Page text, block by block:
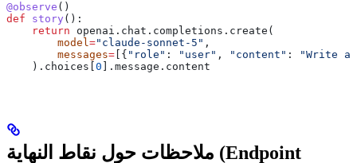
@observe ()
def story ():
    return
openai.chat.completions.create(
        model
="claude-sonnet-5" ,
        messages
= [{ "role" : "user" , "content" :
"Write a
    ).choices[
0 ].message.content
ملاحظات حول نقاط النهاية (Endpoint